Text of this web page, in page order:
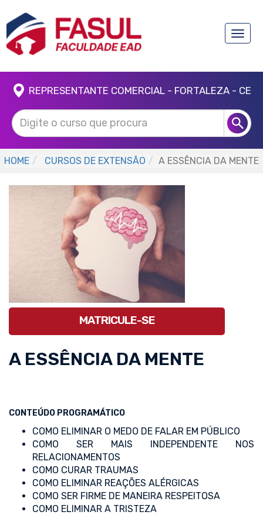
Toggle
REPRESENTANTE COMERCIAL - FORTALEZA - CE
HOME CURSOS DE EXTENSÃO A ESSÊNCIA DA MENTE
MATRICULE-SE
A ESSÊNCIA DA MENTE
CONTEÚDO PROGRAMÁTICO
COMO ELIMINAR O MEDO DE FALAR EM PÚBLICO
COMO SER MAIS INDEPENDENTE NOS
RELACIONAMENTOS
COMO CURAR TRAUMAS
COMO ELIMINAR REAÇÕES ALÉRGICAS
COMO SER FIRME DE MANEIRA RESPEITOSA
COMO ELIMINAR A TRISTEZA